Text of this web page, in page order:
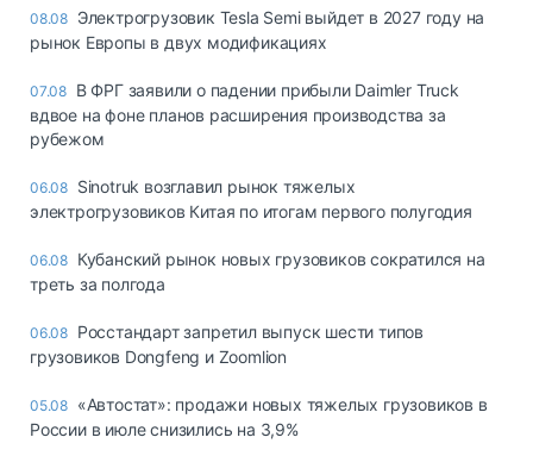
08.08 Электрогрузовик Tesla Semi выйдет в 2027 году на
рынок Европы в двух модификациях
07.08 В ФРГ заявили о падении прибыли Daimler Truck
вдвое на фоне планов расширения производства за
рубежом
06.08 Sinotruk возглавил рынок тяжелых
электрогрузовиков Китая по итогам первого полугодия
06.08 Кубанский рынок новых грузовиков сократился на
треть за полгода
06.08 Росстандарт запретил выпуск шести типов
грузовиков Dongfeng и Zoomlion
05.08 «Автостат»: продажи новых тяжелых грузовиков в
России в июле снизились на 3,9%